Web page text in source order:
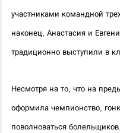
участниками командной
наконец, Анастасия и
традиционно выступили в
Несмотря на то, что на
оформила чемпионство,
поволноваться